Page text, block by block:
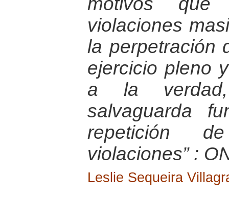
violaciones
la perpetración
ejercicio pleno
a la verdad,
salvaguarda
repetición
violaciones” :
Leslie Sequeira